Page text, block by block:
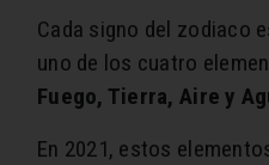
Cada signo del zodiaco
uno de los cuatro
Fuego, Tierra, Aire y
En 2021, estos